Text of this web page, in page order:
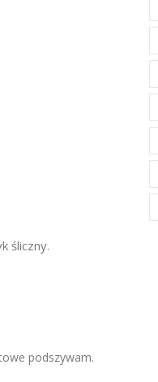
śliczny.
podszywam.